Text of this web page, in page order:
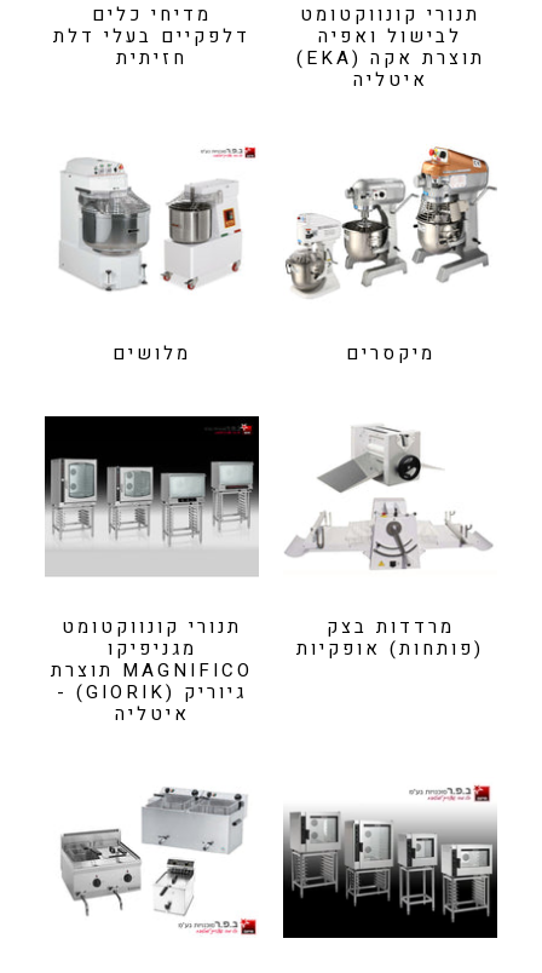
תנורי קונווקטומט
לבישול ואפיה
תוצרת אקה (EKA)
איטליה
מדיחי כלים
דלפקיים בעלי דלת
חזיתית
מיקסרים מלושים
מרדדות בצק
(פותחות) אופקיות
תנורי קונווקטומט
מגניפיקו
MAGNIFICO תוצרת
גיוריק (GIORIK) -
איטליה